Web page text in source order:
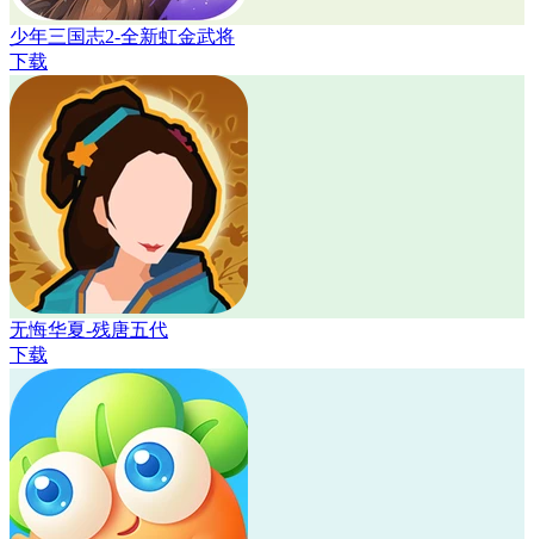
少年三国志2-全新虹金武将
下载
无悔华夏-残唐五代
下载